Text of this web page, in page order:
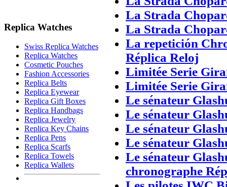
Replica Watches
Swiss Replica Watches
Replica Watches
Cosmetic Pouches
Fashion Accessories
Replica Belts
Replica Eyewear
Replica Gift Boxes
Replica Handbags
Replica Jewelry
Replica Key Chains
Replica Pens
Replica Scarfs
Replica Towels
Replica Wallets
La Strada
La Strada
La repetición
Réplica Reloj
Limitée Serie
Limitée Serie
Le sénateur
Le sénateur
Le sénateur
Le sénateur
Le sénateur
chronographe